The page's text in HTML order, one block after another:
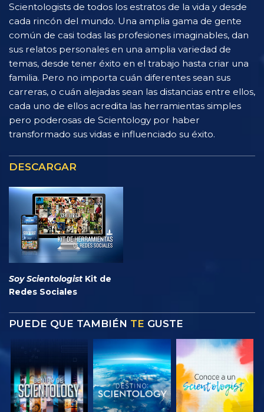
Scientologists de todos los estratos de la vida y desde
cada rincón del mundo. Una amplia gama de gente
común de casi todas las profesiones imaginables, dan
sus relatos personales en una amplia variedad de
temas, desde tener éxito en el trabajo hasta criar una
familia. Pero no importa cuán diferentes sean sus
carreras, o cuán alejadas sean las distancias entre ellos,
cada uno de ellos acredita las herramientas simples
pero poderosas de Scientology por haber
transformado sus vidas e influenciado su éxito.
DESCARGAR
Soy Scientologist Kit de
Redes Sociales
PUEDE QUE TAMBIÉN TE GUSTE